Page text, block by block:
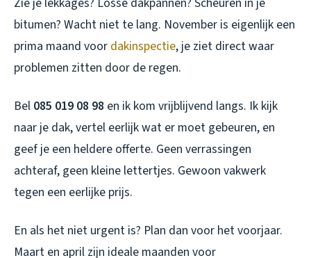
bitumen? Wacht niet te lang. November is eigenlijk een
prima maand voor dakinspectie, je ziet direct waar
problemen zitten door de regen.
Bel 085 019 08 98 en ik kom vrijblijvend langs. Ik kijk
naar je dak, vertel eerlijk wat er moet gebeuren, en
geef je een heldere offerte. Geen verrassingen
achteraf, geen kleine lettertjes. Gewoon vakwerk
tegen een eerlijke prijs.
En als het niet urgent is? Plan dan voor het voorjaar.
Maart en april zijn ideale maanden voor